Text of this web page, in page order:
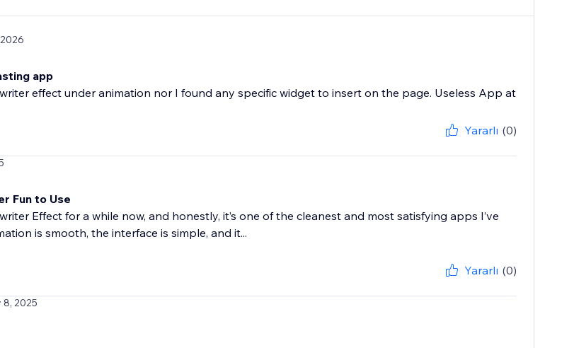
app
effect under animation nor I found any specific widget to insert on the page. Useless App at
Yararlı (0)
Fun to Use
Effect for a while now, and honestly, it’s one of the cleanest and most satisfying apps I’ve
is smooth, the interface is simple, and it...
Yararlı (0)
8, 2025